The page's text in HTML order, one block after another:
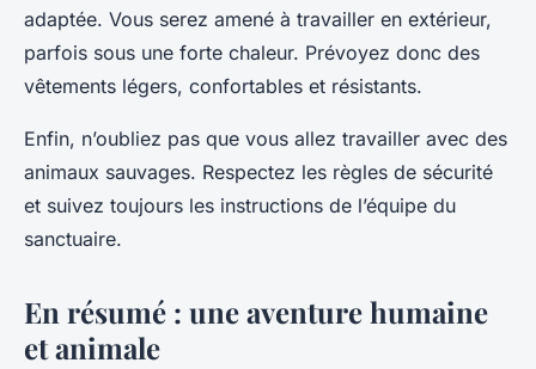
adaptée. Vous serez amené à travailler en extérieur,
parfois sous une forte chaleur. Prévoyez donc des
vêtements légers, confortables et résistants.
Enfin, n’oubliez pas que vous allez travailler avec des
animaux sauvages. Respectez les règles de sécurité
et suivez toujours les instructions de l’équipe du
sanctuaire.
En résumé : une aventure humaine
et animale